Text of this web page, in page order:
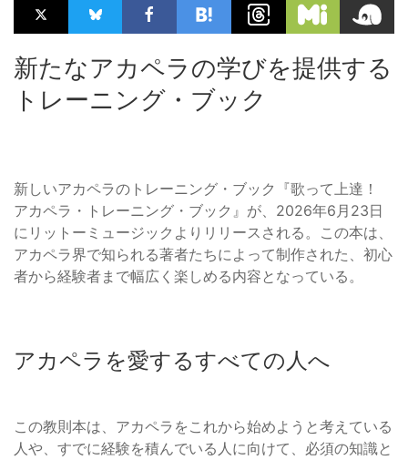
新たなアカペラの学びを提供する
トレーニング・ブック
新しいアカペラのトレーニング・ブック『歌って上達！
アカペラ・トレーニング・ブック』が、2026年6月23日
にリットーミュージックよりリリースされる。この本は、
アカペラ界で知られる著者たちによって制作された、初心
者から経験者まで幅広く楽しめる内容となっている。
アカペラを愛するすべての人へ
この教則本は、アカペラをこれから始めようと考えている
人や、すでに経験を積んでいる人に向けて、必須の知識と